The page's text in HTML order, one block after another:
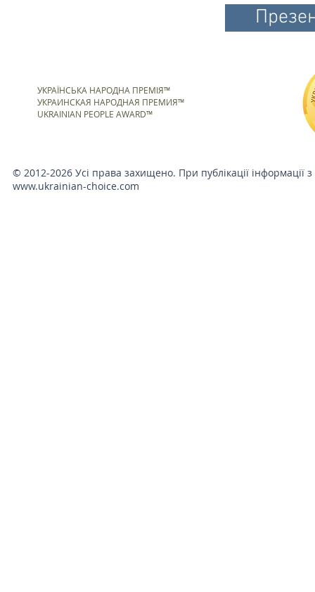
УКРАЇНСЬКА НАРОДНА ПРЕМІЯ™
УКРАИНСКАЯ НАРОДНАЯ ПРЕМИЯ™
UKRAINIAN PEOPLE AWARD™
© 2012-2026 Усі права захищено. При публікації інформації
www.ukrainian-choice.com